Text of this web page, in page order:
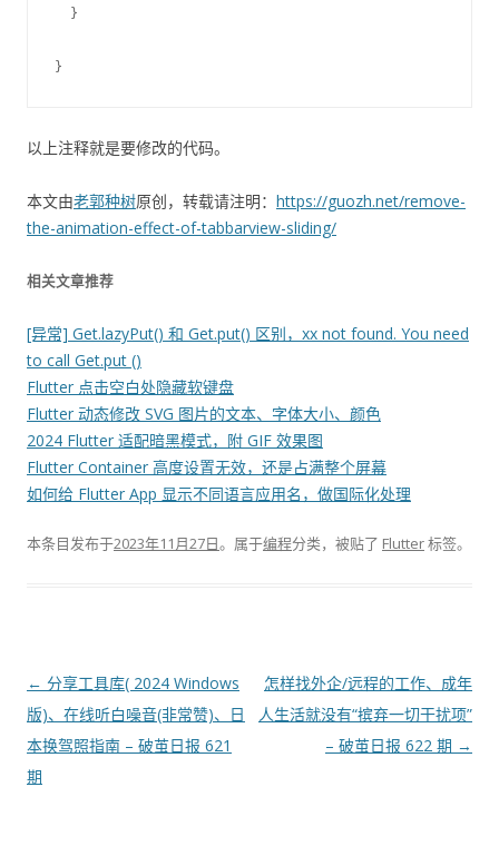
  }
以上注释就是要修改的代码。
本文由老郭种树原创，转载请注明： https://guozh.net/remove-
the-animation-effect-of-tabbarview-sliding/
相关文章推荐
[异常] Get.lazyPut() 和 Get.put() 区别，xx not found. You need
to call Get.put ()
Flutter 点击空白处隐藏软键盘
Flutter 动态修改 SVG 图片的文本、字体大小、颜色
2024 Flutter 适配暗黑模式，附 GIF 效果图
Flutter Container 高度设置无效，还是占满整个屏幕
如何给 Flutter App 显示不同语言应用名，做国际化处理
本条目发布于2023年11月27日。属于编程分类，被贴了 Flutter标签。
文
章
导
航
← 分享工具库( 2024 Windows
版)、在线听白噪音(非常赞)、日
本换驾照指南 – 破茧日报 621
期
怎样找外企/远程的工作、成年
人生活就没有“摈弃一切干扰项”
– 破茧日报 622 期 →